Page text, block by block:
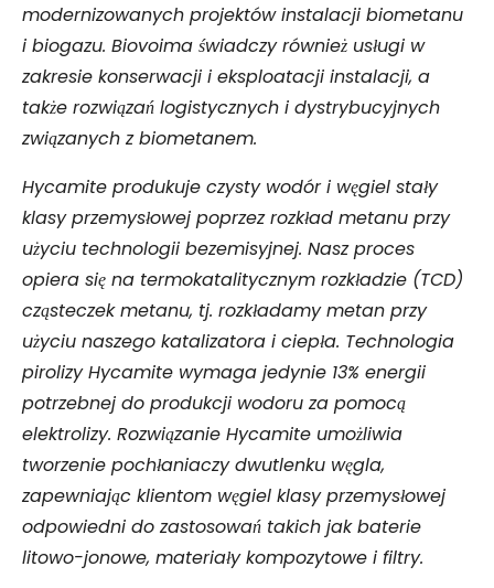
modernizowanych projektów instalacji biometanu
i biogazu. Biovoima świadczy również usługi w
zakresie konserwacji i eksploatacji instalacji, a
także rozwiązań logistycznych i dystrybucyjnych
związanych z biometanem.
Hycamite produkuje czysty wodór i węgiel stały
klasy przemysłowej poprzez rozkład metanu przy
użyciu technologii bezemisyjnej. Nasz proces
opiera się na termokatalitycznym rozkładzie (TCD)
cząsteczek metanu, tj. rozkładamy metan przy
użyciu naszego katalizatora i ciepła. Technologia
pirolizy Hycamite wymaga jedynie 13% energii
potrzebnej do produkcji wodoru za pomocą
elektrolizy. Rozwiązanie Hycamite umożliwia
tworzenie pochłaniaczy dwutlenku węgla,
zapewniając klientom węgiel klasy przemysłowej
odpowiedni do zastosowań takich jak baterie
litowo-jonowe, materiały kompozytowe i filtry.